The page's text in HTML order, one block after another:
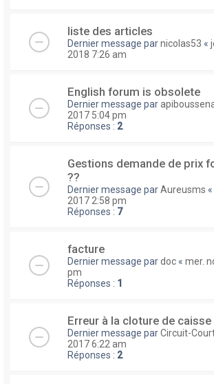
liste des articles
Dernier message parnicolas53 «
2018 7:26 am
English forum is obsolete
Dernier message par
2017 5:04 pm
Réponses : 2
Gestions demande de prix
??
Dernier message parAureusms «
2017 2:58 pm
Réponses : 7
facture
Dernier message pardoc « mer.
pm
Réponses : 1
Erreur à la cloture de caisse
Dernier message parCircuit-
2017 6:22 am
Réponses : 2